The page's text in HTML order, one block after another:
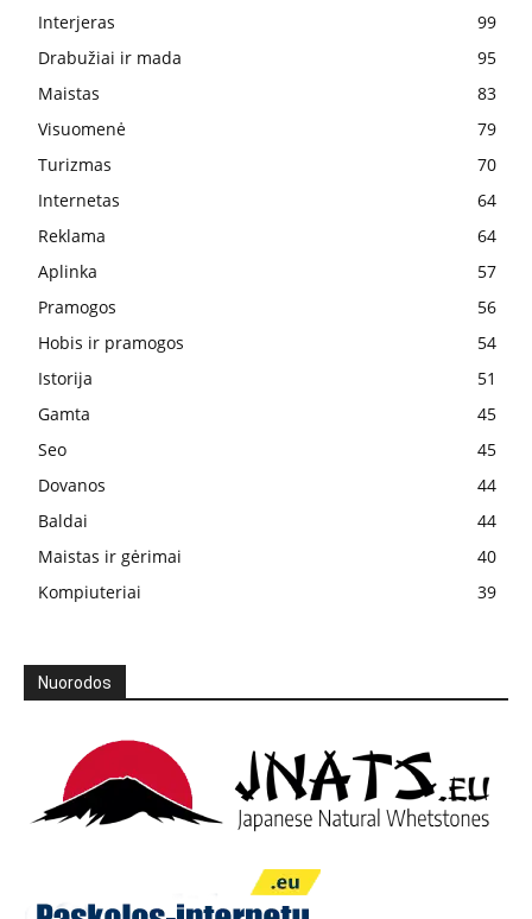
Interjeras
99
Drabužiai ir mada
95
Maistas
83
Visuomenė
79
Turizmas
70
Internetas
64
Reklama
64
Aplinka
57
Pramogos
56
Hobis ir pramogos
54
Istorija
51
Gamta
45
Seo
45
Dovanos
44
Baldai
44
Maistas ir gėrimai
40
Kompiuteriai
39
Nuorodos